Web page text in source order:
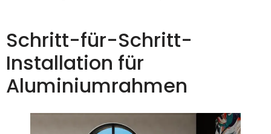
Schritt-für-Schritt-
Installation für
Aluminiumrahmen